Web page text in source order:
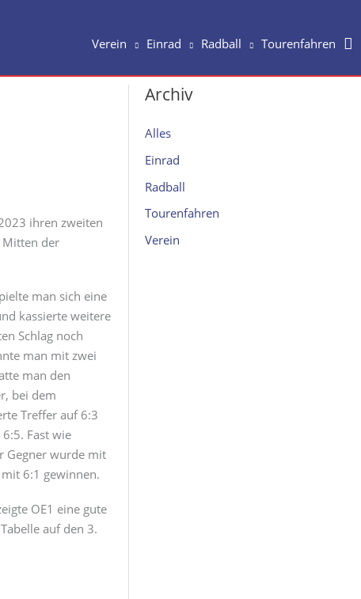
Verein Einrad Radball Tourenfahren
ihren zweiten
Mitten der
man sich eine
kassierte weitere
Schlag noch
man mit zwei
man den
bei dem
Treffer auf 6:3
Fast wie
Gegner wurde mit
6:1 gewinnen.
OE1 eine gute
auf den 3.
Archiv
Alles
Einrad
Radball
Tourenfahren
Verein